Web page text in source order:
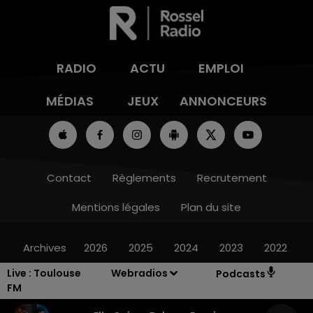
Live : Toulouse
FM
Webradios Podcasts
RADIO ACTU
EMPLOI
MÉDIAS
JEUX ANNONCEURS
Contact Règlements
Recrutement
Mentions légales
Plan du site
Archives 2026 2025 2024 2023 2022